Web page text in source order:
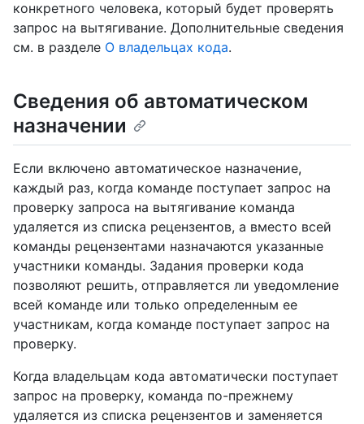
конкретного человека, который будет проверять
запрос на вытягивание. Дополнительные сведения
см. в разделе О владельцах кода.
Сведения об автоматическом
назначении
Если включено автоматическое назначение,
каждый раз, когда команде поступает запрос на
проверку запроса на вытягивание команда
удаляется из списка рецензентов, а вместо всей
команды рецензентами назначаются указанные
участники команды. Задания проверки кода
позволяют решить, отправляется ли уведомление
всей команде или только определенным ее
участникам, когда команде поступает запрос на
проверку.
Когда владельцам кода автоматически поступает
запрос на проверку, команда по-прежнему
удаляется из списка рецензентов и заменяется